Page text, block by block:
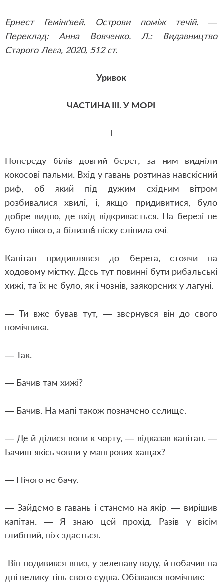
Ернест Гемінґвей. Острови поміж течій. —
Переклад: Анна Вовченко. Л.: Видавництво
Старого Лева, 2020, 512 ст.
Уривок
ЧАСТИНА ІІІ. У МОРІ
І
Попереду білів довгий берег; за ним видніли
кокосові пальми. Вхід у гавань розтинав навскісний
риф, об який під дужим східним вітром
розбивалися хвилі, і, якщо придивитися, було
добре видно, де вхід відкривається. На березі не
було нікого, а білизнá піску сліпила очі.
Капітан придивлявся до берега, стоячи на
ходовому містку. Десь тут повинні бути рибальські
хижі, та їх не було, як і човнів, заякорених у лагуні.
— Ти вже бував тут, — звернувся він до свого
помічника.
— Так.
— Бачив там хижі?
— Бачив. На мапі також позначено селище.
— Де й ділися вони к чорту, — відказав капітан. —
Бачиш якісь човни у мангрових хащах?
— Нічого не бачу.
— Зайдемо в гавань і станемо на якір, — вирішив
капітан. — Я знаю цей прохід. Разів у вісім
глибший, ніж здається.
Він подивився вниз, у зеленаву воду, й побачив на
дні велику тінь свого судна. Обізвався помічник: